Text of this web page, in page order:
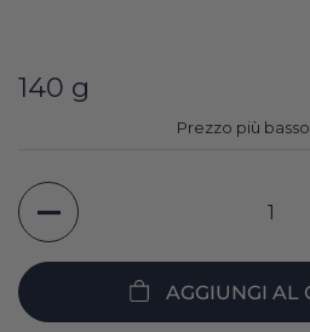
140 g
Prezzo più
Quantità
AGGIUNGI AL